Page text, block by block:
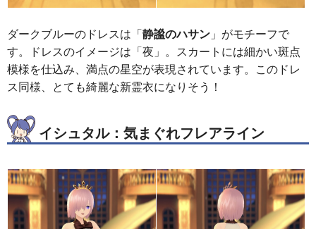
ダークブルーのドレスは「静謐のハサン 」がモチーフで
す。ドレスのイメージは「夜」。スカートには細かい斑点
模様を仕込み、満点の星空が表現されています。このドレ
ス同様、とても綺麗な新霊衣になりそう！
イシュタル：気まぐれフレアライン